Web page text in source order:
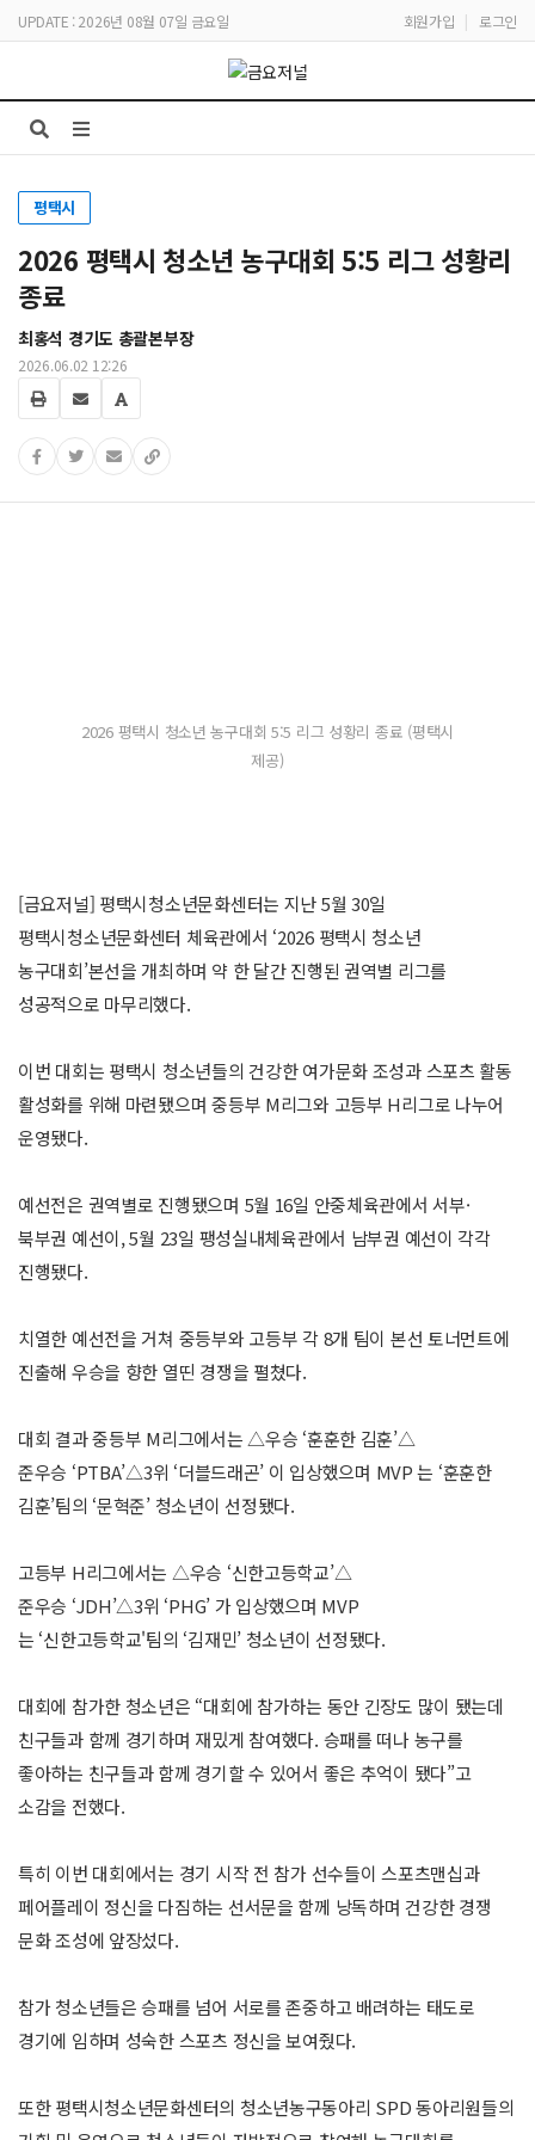
UPDATE : 2026년 08월 07일 금요일 회원가입 | 로그인
평택시
2026 평택시 청소년 농구대회 5:5 리그 성황리
종료
최홍석 경기도 총괄본부장
2026.06.02 12:26
2026 평택시 청소년 농구대회 5:5 리그 성황리 종료 (평택시
제공)
[금요저널] 평택시청소년문화센터는 지난 5월 30일
평택시청소년문화센터 체육관에서 ‘2026 평택시 청소년
농구대회’본선을 개최하며 약 한 달간 진행된 권역별 리그를
성공적으로 마무리했다.
이번 대회는 평택시 청소년들의 건강한 여가문화 조성과 스포츠 활동
활성화를 위해 마련됐으며 중등부 M리그와 고등부 H리그로 나누어
운영됐다.
예선전은 권역별로 진행됐으며 5월 16일 안중체육관에서 서부·
북부권 예선이, 5월 23일 팽성실내체육관에서 남부권 예선이 각각
진행됐다.
치열한 예선전을 거쳐 중등부와 고등부 각 8개 팀이 본선 토너먼트에
진출해 우승을 향한 열띤 경쟁을 펼쳤다.
대회 결과 중등부 M리그에서는 △우승 ‘훈훈한 김훈’△
준우승 ‘PTBA’△3위 ‘더블드래곤’ 이 입상했으며 MVP 는 ‘훈훈한
김훈’팀의 ‘문혁준’ 청소년이 선정됐다.
고등부 H리그에서는 △우승 ‘신한고등학교’△
준우승 ‘JDH’△3위 ‘PHG’ 가 입상했으며 MVP
는 ‘신한고등학교'팀의 ‘김재민’ 청소년이 선정됐다.
대회에 참가한 청소년은 “대회에 참가하는 동안 긴장도 많이 됐는데
친구들과 함께 경기하며 재밌게 참여했다. 승패를 떠나 농구를
좋아하는 친구들과 함께 경기할 수 있어서 좋은 추억이 됐다”고
소감을 전했다.
특히 이번 대회에서는 경기 시작 전 참가 선수들이 스포츠맨십과
페어플레이 정신을 다짐하는 선서문을 함께 낭독하며 건강한 경쟁
문화 조성에 앞장섰다.
참가 청소년들은 승패를 넘어 서로를 존중하고 배려하는 태도로
경기에 임하며 성숙한 스포츠 정신을 보여줬다.
또한 평택시청소년문화센터의 청소년농구동아리 SPD 동아리원들의